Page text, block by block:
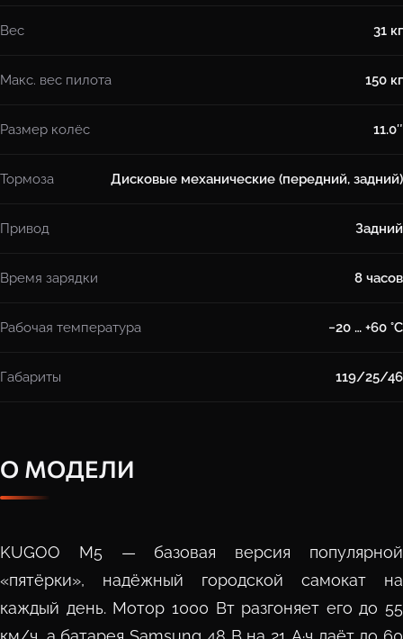
Вес 31 кг
Макс. вес пилота 150 кг
Размер колёс 11.0″
Тормоза Дисковые механические (передний, задний)
Привод Задний
Время зарядки 8 часов
Рабочая температура −20 … +60 °C
Габариты 119/25/46
О МОДЕЛИ
KUGOO M5 — базовая версия популярной
«пятёрки», надёжный городской самокат на
каждый день. Мотор 1000 Вт разгоняет его до 55